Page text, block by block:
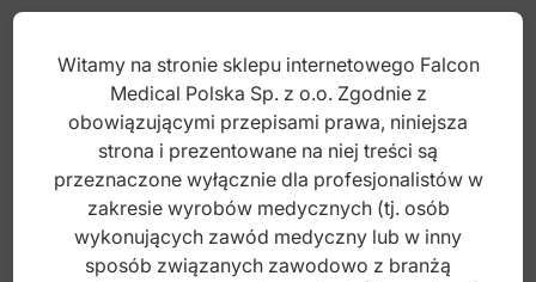
Witamy na stronie sklepu internetowego Falcon
Medical Polska Sp. z o.o. Zgodnie z
obowiązującymi przepisami prawa, niniejsza
strona i prezentowane na niej treści są
przeznaczone wyłącznie dla profesjonalistów w
zakresie wyrobów medycznych (tj. osób
wykonujących zawód medyczny lub w inny
sposób związanych zawodowo z branżą